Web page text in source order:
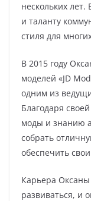
нескольких
и таланту
стиля для
В 2015 году
моделей «JD
одним из
Благодаря
моды и знанию
собрать
обеспечить
Карьера
развиваться, и